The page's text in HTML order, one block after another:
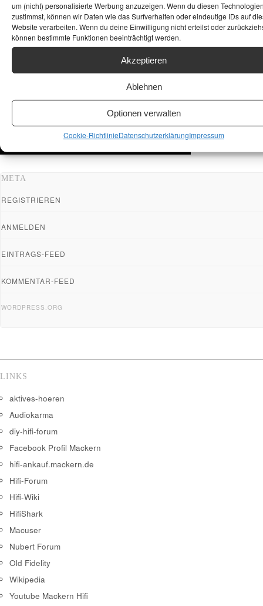
um (nicht) personalisierte Werbung anzuzeigen. Wenn du diesen
zustimmst, können wir Daten wie das Surfverhalten oder eindeutige IDs auf
Website verarbeiten. Wenn du deine Einwilligung nicht erteilst oder
können bestimmte Funktionen beeinträchtigt werden.
Akzeptieren
Ablehnen
Optionen verwalten
Cookie-RichtlinieDatenschutzerklärungImpressum
META
REGISTRIEREN
ANMELDEN
EINTRAGS-FEED
KOMMENTAR-FEED
WORDPRESS.ORG
LINKS
aktives-hoeren
Audiokarma
diy-hifi-forum
Facebook Profil Mackern
hifi-ankauf.mackern.de
Hifi-Forum
Hifi-Wiki
HifiShark
Macuser
Nubert Forum
Old Fidelity
Wikipedia
Youtube Mackern Hifi